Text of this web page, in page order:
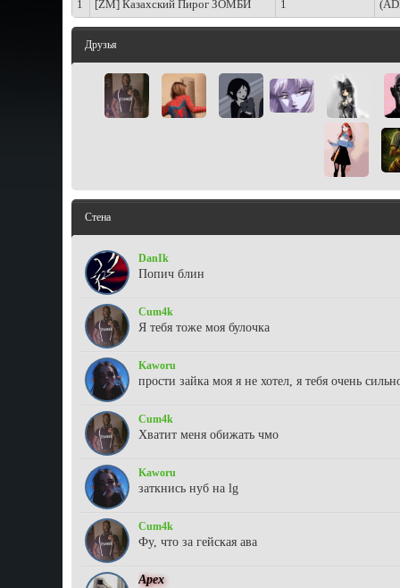
1 [ZM] Казахский Пирог ЗОМБИ 1
Друзья
Стена
DanIk
Попич блин
Cum4k
Я тебя тоже моя булочка
Kaworu
прости зайка моя я не хотел, я тебя очень
Cum4k
Хватит меня обижать чмо
Kaworu
заткнись нуб на lg
Cum4k
Фу, что за гейская ава
Aрex